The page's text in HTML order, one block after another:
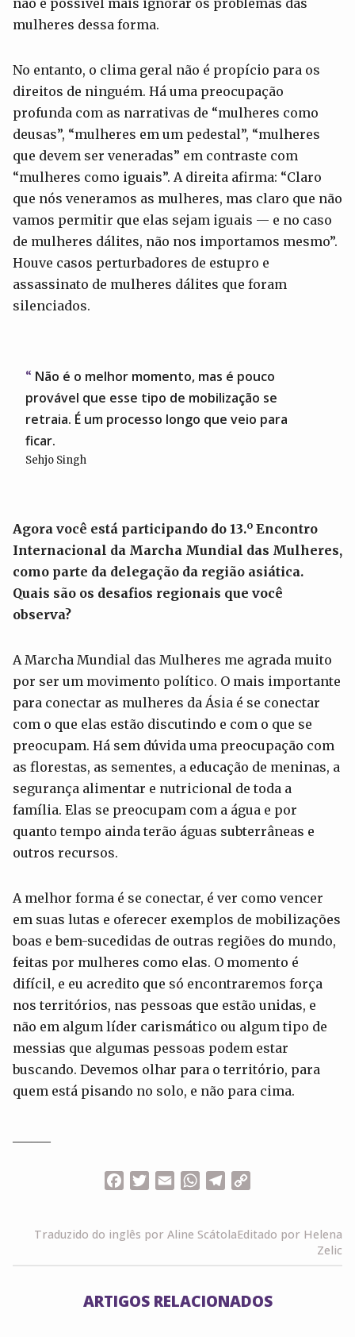
mulheres dessa forma.
No entanto, o clima geral não é propício para os
direitos de ninguém. Há uma preocupação
profunda com as narrativas de “mulheres como
deusas”, “mulheres em um pedestal”, “mulheres
que devem ser veneradas” em contraste com
“mulheres como iguais”. A direita afirma: “Claro
que nós veneramos as mulheres, mas claro que não
vamos permitir que elas sejam iguais — e no caso
de mulheres dálites, não nos importamos mesmo”.
Houve casos perturbadores de estupro e
assassinato de mulheres dálites que foram
silenciados.
Não é o melhor momento, mas é pouco
provável que esse tipo de mobilização se
retraia. É um processo longo que veio para
ficar.
Sehjo Singh
Agora você está participando do 13.o Encontro
Internacional da Marcha Mundial das Mulheres,
como parte da delegação da região asiática.
Quais são os desafios regionais que você
observa?
A Marcha Mundial das Mulheres me agrada muito
por ser um movimento político. O mais importante
para conectar as mulheres da Ásia é se conectar
com o que elas estão discutindo e com o que se
preocupam. Há sem dúvida uma preocupação com
as florestas, as sementes, a educação de meninas, a
segurança alimentar e nutricional de toda a
família. Elas se preocupam com a água e por
quanto tempo ainda terão águas subterrâneas e
outros recursos.
A melhor forma é se conectar, é ver como vencer
em suas lutas e oferecer exemplos de mobilizações
boas e bem-sucedidas de outras regiões do mundo,
feitas por mulheres como elas. O momento é
difícil, e eu acredito que só encontraremos força
nos territórios, nas pessoas que estão unidas, e
não em algum líder carismático ou algum tipo de
messias que algumas pessoas podem estar
buscando. Devemos olhar para o território, para
quem está pisando no solo, e não para cima.
FacebookTwitterEmailWhatsApp
Telegram
Traduzido do inglês por Aline ScátolaEditado por Helena
Zelic
ARTIGOS RELACIONADOS